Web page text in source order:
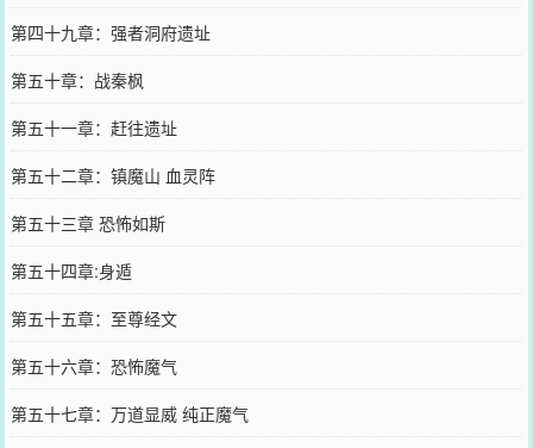
第四十九章：强者洞府遗址
第五十章：战秦枫
第五十一章：赶往遗址
第五十二章：镇魔山 血灵阵
第五十三章 恐怖如斯
第五十四章:身遁
第五十五章：至尊经文
第五十六章：恐怖魔气
第五十七章：万道显威 纯正魔气